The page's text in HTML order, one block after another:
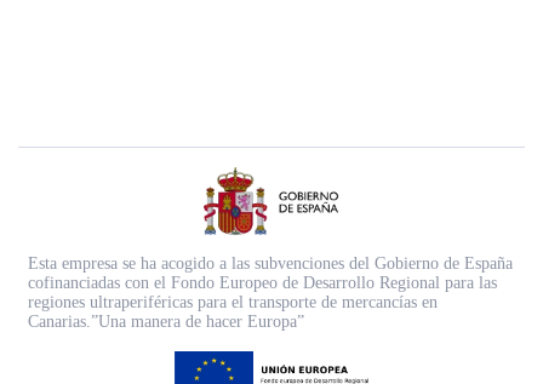
Esta empresa se ha acogido a las subvenciones del Gobierno de España
cofinanciadas con el Fondo Europeo de Desarrollo Regional para las
regiones ultraperiféricas para el transporte de mercancías en
Canarias.”Una manera de hacer Europa”